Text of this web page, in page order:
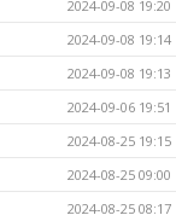
2024-09-08 19:20
2024-09-08 19:14
2024-09-08 19:13
2024-09-06 19:51
2024-08-25 19:15
2024-08-25 09:00
2024-08-25 08:17